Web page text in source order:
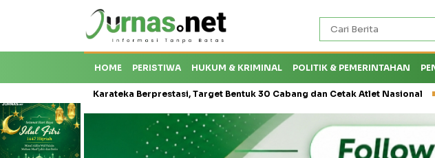
HOME PERISTIWA HUKUM & KRIMINAL POLITIK & PEMERINTAHAN
Krisis Karateka Berprestasi, Target Bentuk 30 Cabang dan Cetak Atlet Nasional Kapal